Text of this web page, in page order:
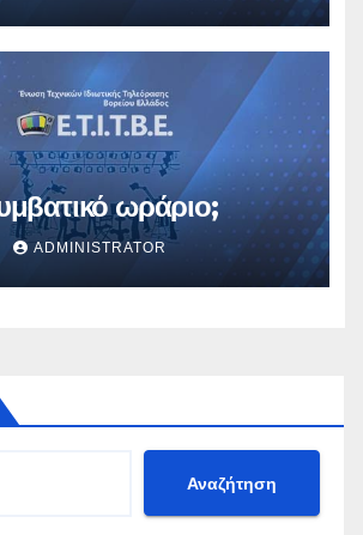
ωράριο;
ADMINISTRATOR
Αναζήτηση